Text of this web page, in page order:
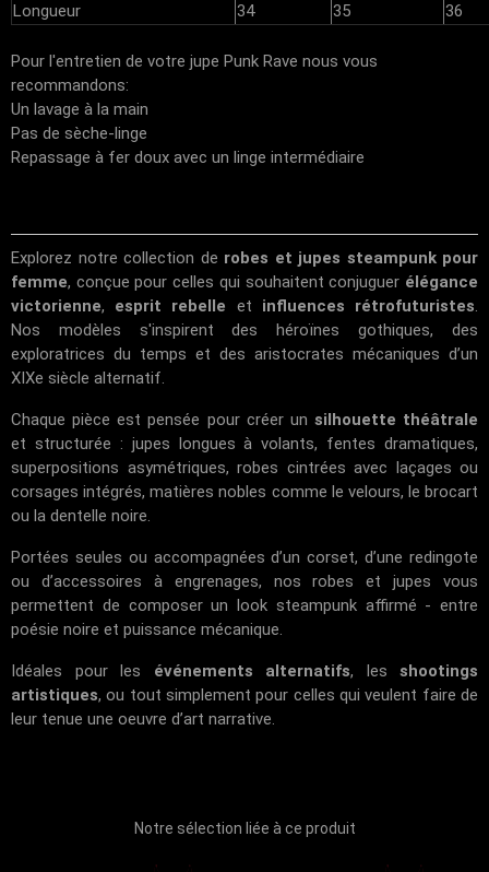
Longueur
34 35 36
Pour l'entretien de votre jupe Punk Rave nous vous
recommandons:
Un lavage à la main
Pas de sèche-linge
Repassage à fer doux avec un linge intermédiaire
Explorez notre collection de robes et jupes steampunk pour
femme, conçue pour celles qui souhaitent conjuguer élégance
victorienne, esprit rebelle et influences rétrofuturistes.
Nos modèles s'inspirent des héroïnes gothiques, des
exploratrices du temps et des aristocrates mécaniques d’un
XIXe siècle alternatif.
Chaque pièce est pensée pour créer un silhouette théâtrale
et structurée : jupes longues à volants, fentes dramatiques,
superpositions asymétriques, robes cintrées avec laçages ou
corsages intégrés, matières nobles comme le velours, le brocart
ou la dentelle noire.
Portées seules ou accompagnées d’un corset, d’une redingote
ou d’accessoires à engrenages, nos robes et jupes vous
permettent de composer un look steampunk affirmé - entre
poésie noire et puissance mécanique.
Idéales pour les événements alternatifs, les shootings
artistiques, ou tout simplement pour celles qui veulent faire de
leur tenue une oeuvre d’art narrative.
Notre sélection liée à ce produit